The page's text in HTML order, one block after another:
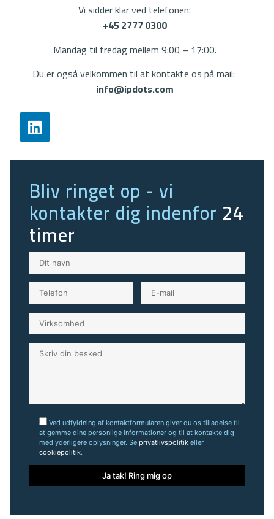
Vi sidder klar ved telefonen:
+45 2777 0300
Mandag til fredag mellem 9:00 – 17:00.
Du er også velkommen til at kontakte os på mail:
info@ipdots.com
Bliv ringet op - vi
kontakter dig indenfor 24
timer
Ved udfyldning af kontaktformularen giver du os tilladelse til
at gemme dine personlige informationer og til at kontakte dig
med yderligere oplysninger. Se privatlivspolitik eller
cookiepolitik.